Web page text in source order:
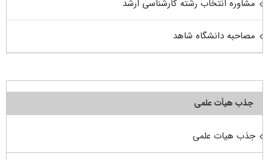
مشاوره انتخاب رشته کارشناسی ارشد
مصاحبه دانشگاه شاهد
جذب هیأت علمی
جذب هیات علمی